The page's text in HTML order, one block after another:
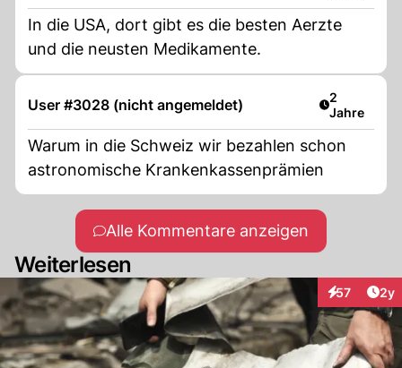
In die USA, dort gibt es die besten Aerzte
und die neusten Medikamente.
User #3028 (nicht angemeldet) Artikel
2
Jahre
Warum in die Schweiz wir bezahlen schon
astronomische Krankenkassenprämien
Alle Kommentare anzeigen
Weiterlesen
57
Interaktionen
2y